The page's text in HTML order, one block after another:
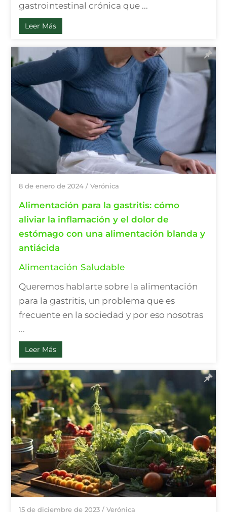
gastrointestinal crónica que ...
Leer Más
8 de enero de 2024 /Verónica
Alimentación para la gastritis: cómo
aliviar la inflamación y el dolor de
estómago con una alimentación blanda y
antiácida
Alimentación Saludable
Queremos hablarte sobre la alimentación
para la gastritis, un problema que es
frecuente en la sociedad y por eso nosotras
...
Leer Más
15 de diciembre de 2023 /Verónica